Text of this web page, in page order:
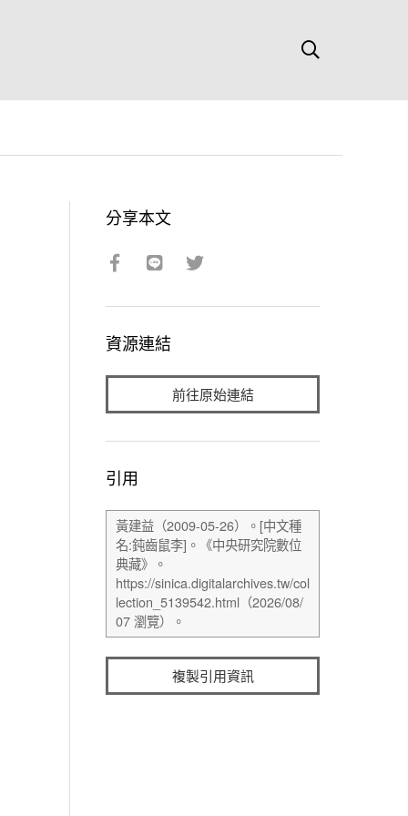
分享本文
資源連結
前往原始連結
引用
複製引用資訊